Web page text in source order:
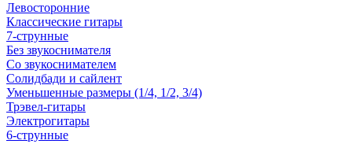
Левосторонние
Классические гитары
7-струнные
Без звукоснимателя
Со звукоснимателем
Солидбади и сайлент
Уменьшенные размеры (1/4, 1/2, 3/4)
Трэвел-гитары
Электрогитары
6-струнные